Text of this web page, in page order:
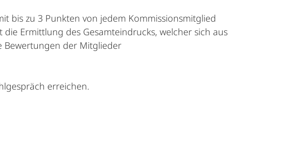
bis zu 3 Punkten von jedem Kommissionsmitglied
Ermittlung des Gesamteindrucks, welcher sich aus
Bewertungen der Mitglieder
erreichen.